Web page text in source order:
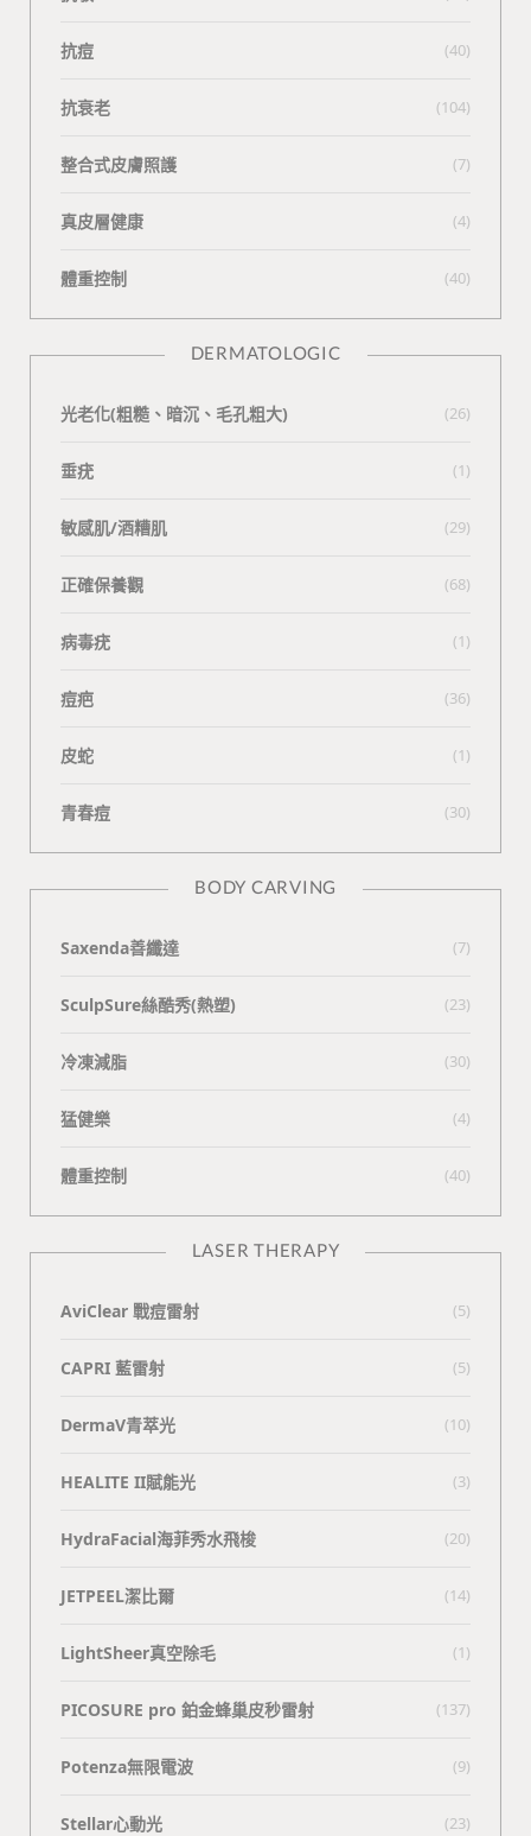
抗痘 (40)
抗衰老 (104)
整合式皮膚照護 (7)
真皮層健康 (4)
體重控制 (40)
DERMATOLOGIC
光老化(粗糙、暗沉、毛孔粗大) (26)
垂疣 (1)
敏感肌/酒糟肌 (29)
正確保養觀 (68)
病毒疣 (1)
痘疤 (36)
皮蛇 (1)
青春痘 (30)
BODY CARVING
Saxenda善纖達 (7)
SculpSure絲酷秀(熱塑) (23)
冷凍減脂 (30)
猛健樂 (4)
體重控制 (40)
LASER THERAPY
AviClear 戰痘雷射 (5)
CAPRI 藍雷射 (5)
DermaV青萃光 (10)
HEALITE II賦能光 (3)
HydraFacial海菲秀水飛梭 (20)
JETPEEL潔比爾 (14)
LightSheer真空除毛 (1)
PICOSURE pro 鉑金蜂巢皮秒雷射 (137)
Potenza無限電波 (9)
Stellar心動光 (23)